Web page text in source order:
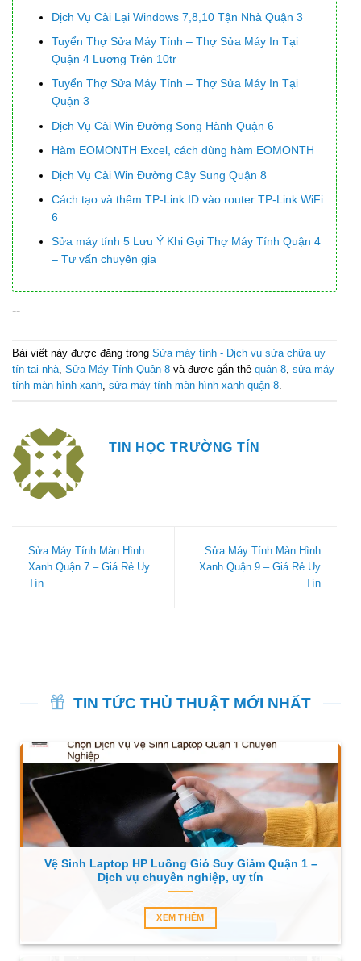
Dịch Vụ Cài Lại Windows 7,8,10 Tận Nhà Quận 3
Tuyển Thợ Sửa Máy Tính – Thợ Sửa Máy In Tại
Quận 4 Lương Trên 10tr
Tuyển Thợ Sửa Máy Tính – Thợ Sửa Máy In Tại
Quận 3
Dịch Vụ Cài Win Đường Song Hành Quận 6
Hàm EOMONTH Excel, cách dùng hàm EOMONTH
Dịch Vụ Cài Win Đường Cây Sung Quận 8
Cách tạo và thêm TP-Link ID vào router TP-Link WiFi
6
Sửa máy tính 5 Lưu Ý Khi Gọi Thợ Máy Tính Quận 4
– Tư vấn chuyên gia
--
Bài viết này được đăng trong Sửa máy tính - Dịch vụ sửa chữa uy
tín tại nhà Sửa Máy Tính Quận 8 và được gắn thẻ quận 8 sửa máy
tính màn hình xanh sửa máy tính màn hình xanh quận 8
TIN HỌC TRƯỜNG TÍN
Sửa Máy Tính Màn Hình
Xanh Quận 7 – Giá Rẻ Uy
Tín
Sửa Máy Tính Màn Hình
Xanh Quận 9 – Giá Rẻ Uy
Tín
TIN TỨC THỦ THUẬT MỚI NHẤT
Vệ Sinh Laptop HP Luồng Gió Suy Giảm Quận 1 –
Dịch vụ chuyên nghiệp, uy tín
XEM THÊM